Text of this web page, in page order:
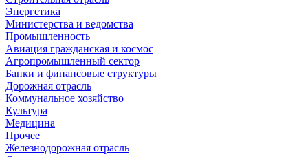
Энергетика
Министерства и ведомства
Промышленность
Авиация гражданская и космос
Агропромышленный сектор
Банки и финансовые структуры
Дорожная отрасль
Коммунальное хозяйство
Культура
Медицина
Прочее
Железнодорожная отрасль